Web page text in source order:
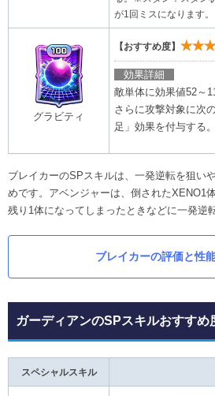
が1回ミスになります
グラビティ
【おすすめ度】
効果詳細
敵単体に効果値52～
さらに攻撃対象に次
足」効果を付与する
ブレイカーのSPスキルは、一発逆転を狙い
めです。アベンジャーは、倒されたXENO1
残り1体になってしまったときなどに一発逆
ブレイカーの評価と性
ガーディアンのSPスキルおすすめ
スペシャルスキル